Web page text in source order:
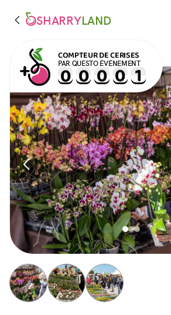
SHARRYLAND
COMPTEUR DE CERISES
PAR QUESTO ÉVÉNEMENT